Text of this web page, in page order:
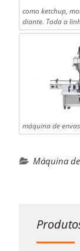
como ketchup,
diante. Toda a
máquina de
Máquina